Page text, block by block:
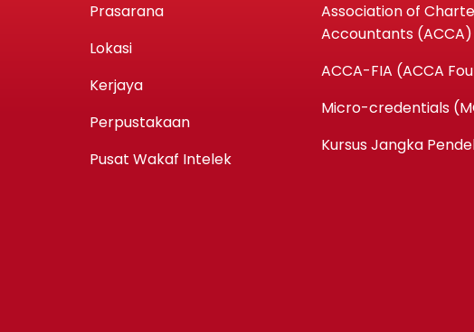
Prasarana
Lokasi
Kerjaya
Perpustakaan
Pusat Wakaf Intelek
Association of
Accountants
ACCA-FIA (ACCA
Micro-credentials
Kursus Jangka